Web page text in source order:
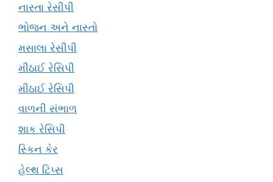
નાસ્તા રેસીપી
ભોજન અને નાસ્તો
મસાલા રેસીપી
મીઠાઈ રેસિપી
મીઠાઈ રેસિપી
વાળની સંભાળ
શાક રેસિપી
સ્કિન કેર
હેલ્થ ટિપ્સ